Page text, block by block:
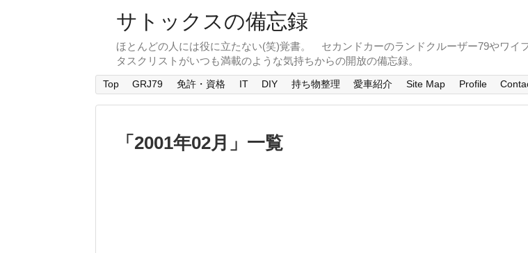
サトックスの備忘録
ほとんどの人には役に立たない(笑)覚書。 セカンドカーのランドクルーザー79やワイ
タスクリストがいつも満載のような気持ちからの開放の備忘録。
Top GRJ79 免許・資格 IT DIY 持ち物整理 愛車紹介 Site Map Profile
「 2001年02月 」 一覧